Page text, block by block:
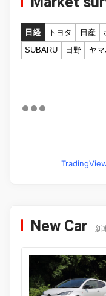
日経 トヨタ 日産
SUBARU
日野 ヤ
New Car 新